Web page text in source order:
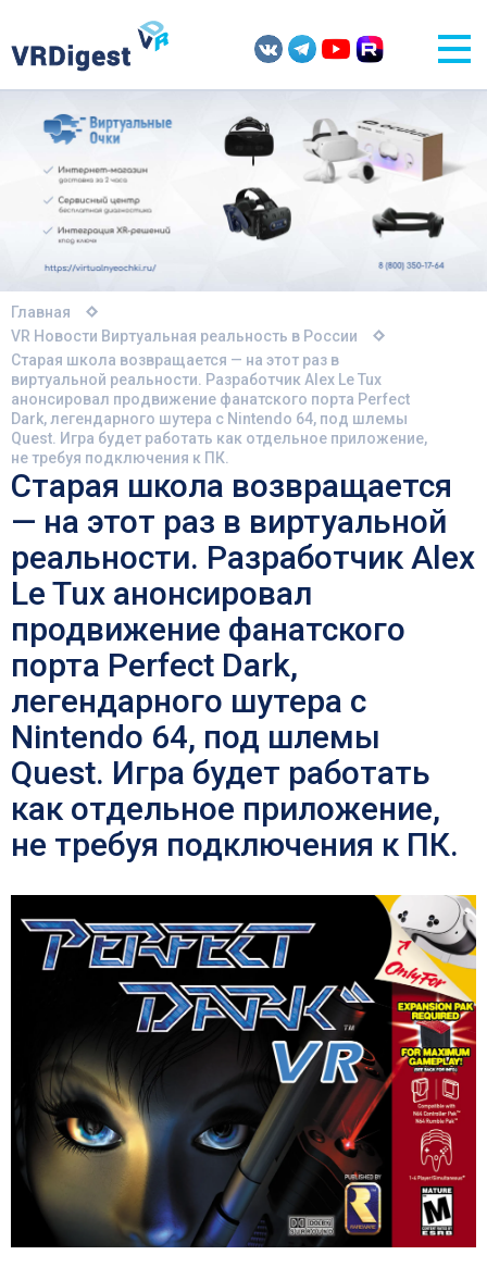
Главная
VR Новости Виртуальная реальность в России
Старая школа возвращается — на этот раз в
виртуальной реальности. Разработчик Alex Le Tux
анонсировал продвижение фанатского порта Perfect
Dark, легендарного шутера с Nintendo 64, под шлемы
Quest. Игра будет работать как отдельное приложение,
не требуя подключения к ПК.
Старая школа возвращается
— на этот раз в виртуальной
реальности. Разработчик Alex
Le Tux анонсировал
продвижение фанатского
порта Perfect Dark,
легендарного шутера с
Nintendo 64, под шлемы
Quest. Игра будет работать
как отдельное приложение,
не требуя подключения к ПК.